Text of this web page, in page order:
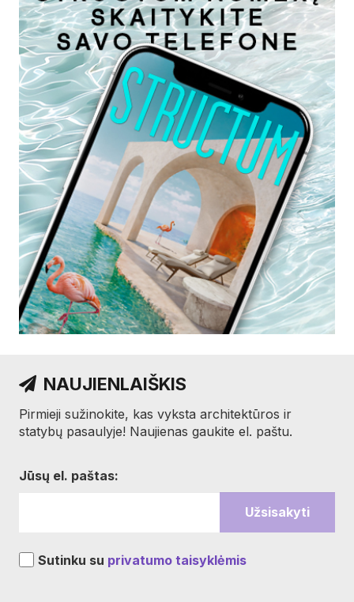
NAUJIENLAIŠKIS
Pirmieji sužinokite, kas vyksta architektūros ir
statybų pasaulyje! Naujienas gaukite el. paštu.
Jūsų el. paštas:
Sutinku su privatumo taisyklėmis